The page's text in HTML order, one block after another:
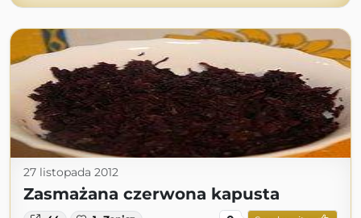
27 listopada 2012
Zasmażana czerwona kapusta